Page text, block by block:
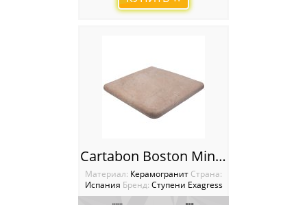
Cartabon Boston Mink Ступень угловая Boston
Материал: Керамогранит Cтрана:
Испания Бренд: Ступени Exagress